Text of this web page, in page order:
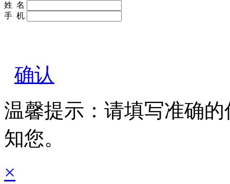
姓 名
手 机
确认
温馨提示：请填写准确
知您。
×